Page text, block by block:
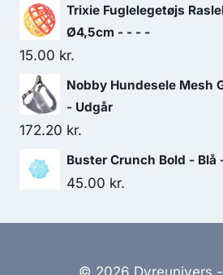
Trixie Fuglelegetøjs
Ø4,5cm - - - -
15.00 kr.
Nobby Hundesele Mesh
- Udgår
172.20 kr.
Buster Crunch Bold - Blå
45.00 kr.
© 2026 Dyreunivers